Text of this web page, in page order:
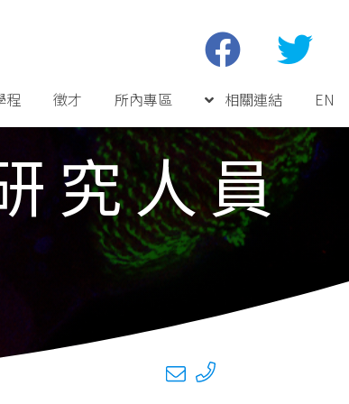
程 徵才 所內專區 相關連結 EN
究人員